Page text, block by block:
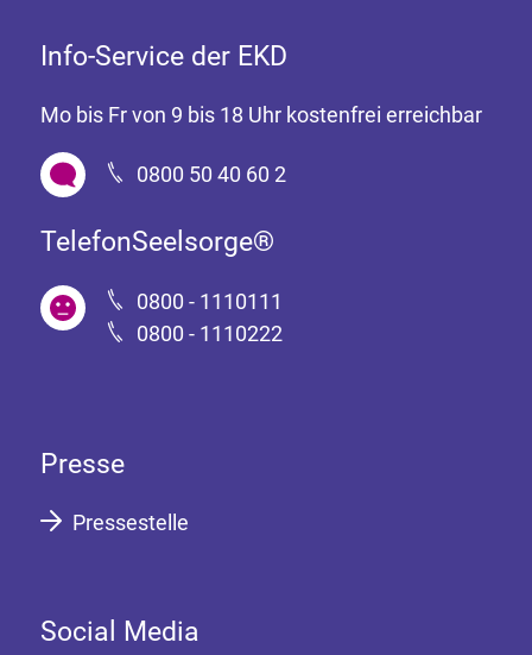
Info-Service der EKD
Mo bis Fr von 9 bis 18 Uhr kostenfrei erreichbar
0800 50 40 60 2
TelefonSeelsorge®
0800 - 1110111
0800 - 1110222
Presse
Pressestelle
Social Media